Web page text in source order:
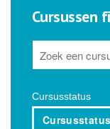
Cursussen
Cursusstatus
Cursusstatus